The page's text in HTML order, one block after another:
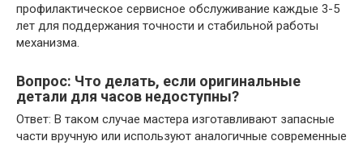
профилактическое сервисное обслуживание каждые 3-5
лет для поддержания точности и стабильной работы
механизма.
Вопрос: Что делать, если оригинальные
детали для часов недоступны?
Ответ: В таком случае мастера изготавливают запасные
части вручную или используют аналогичные современные